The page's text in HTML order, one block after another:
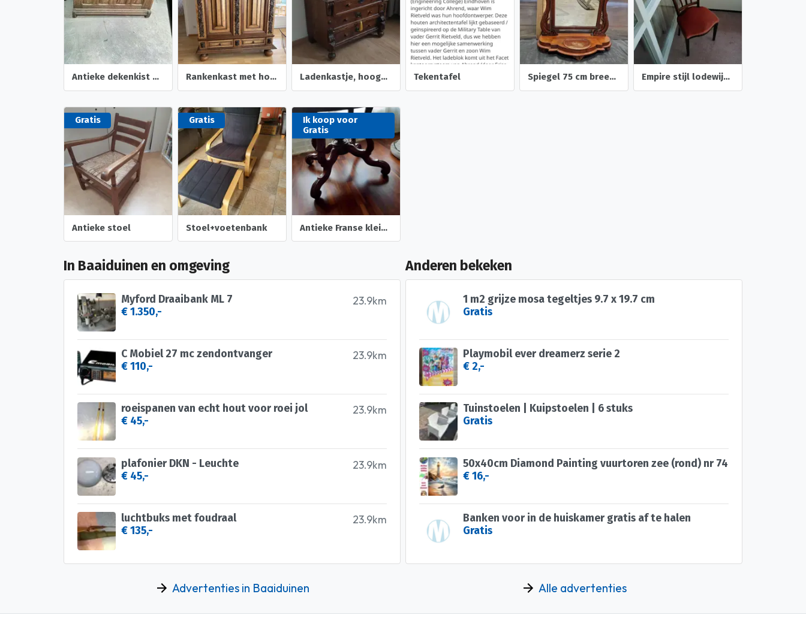
Antieke dekenkist uit het jaar 1625 Rankenkast met houtsnijwerk Ladenkastje, hoogbejaard. Tekentafel Spiegel 75 cm breed en 80 cm hoog Empire stijl lodewijk xvl datering 1810-1830
Gratis
Antieke stoel
Gratis
Stoel+voetenbank
Ik koop voor
Gratis
Antieke Franse kleine tafel
In Baaiduinen en omgeving
23.9km
Myford Draaibank ML 7
€ 1.350,-
23.9km
C Mobiel 27 mc zendontvanger
€ 110,-
23.9km
roeispanen van echt hout voor roei jol
€ 45,-
23.9km
plafonier DKN - Leuchte
€ 45,-
23.9km
luchtbuks met foudraal
€ 135,-
Advertenties in Baaiduinen
Anderen bekeken
1 m2 grijze mosa tegeltjes 9.7 x 19.7 cm
Gratis
Playmobil ever dreamerz serie 2
€ 2,-
Tuinstoelen | Kuipstoelen | 6 stuks
Gratis
50x40cm Diamond Painting vuurtoren zee (rond) nr 74
€ 16,-
Banken voor in de huiskamer gratis af te halen
Gratis
Alle advertenties